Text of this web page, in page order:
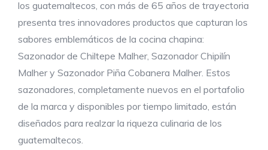
los guatemaltecos, con más de 65 años de trayectoria
presenta tres innovadores productos que capturan los
sabores emblemáticos de la cocina chapina:
Sazonador de Chiltepe Malher, Sazonador Chipilín
Malher y Sazonador Piña Cobanera Malher. Estos
sazonadores, completamente nuevos en el portafolio
de la marca y disponibles por tiempo limitado, están
diseñados para realzar la riqueza culinaria de los
guatemaltecos.